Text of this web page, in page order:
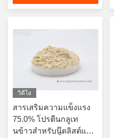
วิดีโอ
สารเสริมความแข็งแรง
75.0% โปรตีนกลูเท
นข้าวสําหรับนู๊ดลิสต์และ